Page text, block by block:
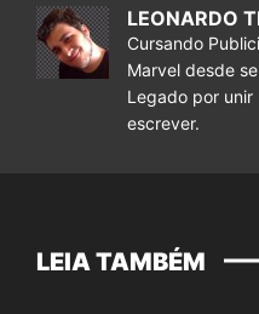
LEONARDO
Cursando
Marvel desde
Legado por
escrever.
LEIA TAMBÉM